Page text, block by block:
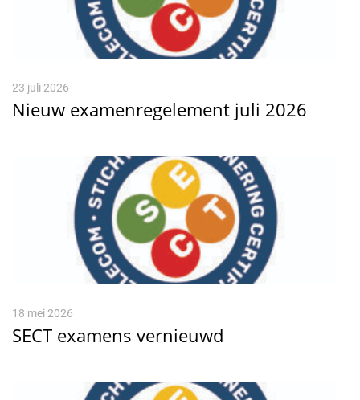
23 juli 2026
Nieuw examenregelement juli 2026
18 mei 2026
SECT examens vernieuwd